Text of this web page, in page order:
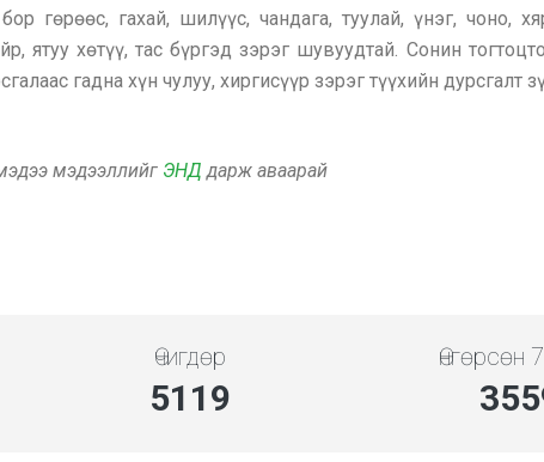
гөрөөс, гахай, шилүүс, чандага, туулай, үнэг, чоно,
ятуу хөтүү, тас бүргэд зэрэг шувуудтай. Сонин
гадна хүн чулуу, хиргисүүр зэрэг түүхийн дурсгалт
мэдээллийг ЭНД дарж аваарай
Өчигдөр
5119
Өнгөрсөн